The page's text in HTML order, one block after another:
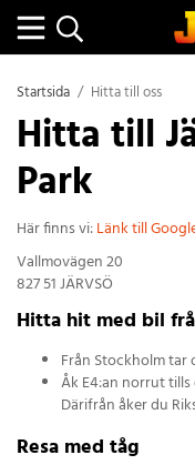
Startsida / Hitta till oss
Hitta till
Park
Här finns vi:Länk till
Vallmovägen 20
827 51 JÄRVSÖ
Hitta hit med bil
Från Stockholm tar
Åk E4:an norrut
Därifrån åker du
Resa med tåg